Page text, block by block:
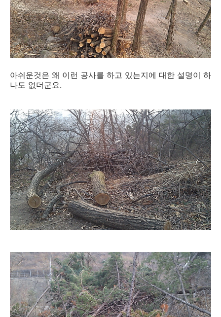
아쉬운것은 왜 이런 공사를 하고 있는지에 대한 설명이 하
나도 없더군요.